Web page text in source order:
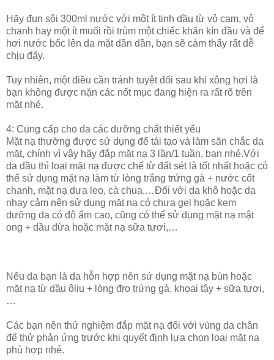
Hãy đun sôi 300ml nước với một ít tinh dầu từ vỏ cam, vỏ
chanh hay một ít muối rồi trùm một chiếc khăn kín đầu và để
hơi nước bốc lên da mặt dần dần, bạn sẽ cảm thấy rất dễ
chịu đấy.
Tuy nhiên, một điều cần tránh tuyệt đối sau khi xông hơi là
bạn không được nặn các nốt mục đang hiện ra rất rõ trên
mặt nhé.
4: Cung cấp cho da các dưỡng chất thiết yếu
Mặt nạ thường được sử dụng để tái tạo và làm săn chắc da
mặt, chính vì vậy hãy đắp mặt nạ 3 lần/1 tuần, bạn nhé.Với
da dầu thì loại mặt nạ được chế từ đất sét là tốt nhất hoặc có
thể sử dụng mặt nạ làm từ lòng trắng trứng gà + nước cốt
chanh, mặt nạ dưa leo, cà chua,…Đối với da khô hoặc da
nhạy cảm nên sử dụng mặt nạ có chưa gel hoặc kem
dưỡng da có độ ẩm cao, cũng có thể sử dụng mặt nạ mật
ong + dầu dừa hoặc mặt nạ sữa tươi,…
Nếu da bạn là da hỗn hợp nên sử dụng mặt nạ bùn hoặc
mặt nạ từ dầu ôliu + lòng đro trứng gà, khoai tây + sữa tươi,
…
Các bạn nên thử nghiệm đắp mặt nạ đối với vùng da chân
để thử phản ứng trước khi quyết định lựa chọn loại mặt nạ
phù hợp nhé.